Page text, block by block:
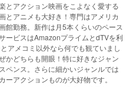
とアクション映画をこよなく愛する
とアニメも大好き！専門はアメリカ
館勤務。新作は月5本くらいのペース
ービスはAmazonプライムとdTVを利
アメコミ以外なら何でも観ていまし
かどちらも開眼！特に好きなジャン
ペンス。さらに細かいジャンルでは
ーアクションものが大好物です。